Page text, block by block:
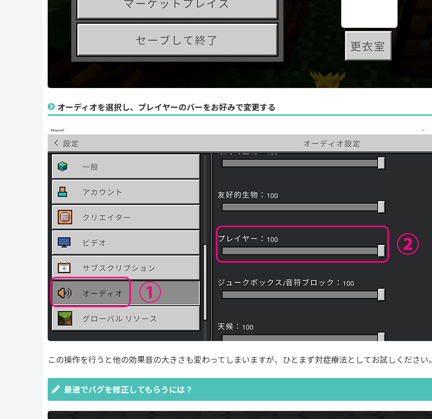
オーディオを選択し、プレイヤーのバーをお好みで変更する
この操作を行うと他の効果音の大きさも変わってしまいますが、ひとまず対症療法としてお試しください。
最速でバグを修正してもらうには？